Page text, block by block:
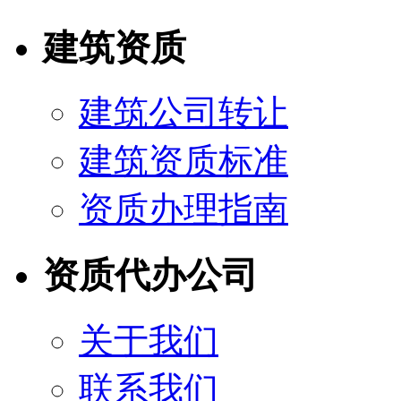
建筑资质
建筑公司转让
建筑资质标准
资质办理指南
资质代办公司
关于我们
联系我们